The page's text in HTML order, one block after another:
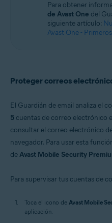
Para obtener
de Avast One del
siguiente artículo:
Avast One -
Proteger correos
El Guardián de email analiza el
5 cuentas de correo electrónico
consultar el correo electrónico
navegador. Para usar esta
deAvast Mobile Security
Para supervisar tus cuentas de
Toca el icono de Avast Mobile
aplicación.